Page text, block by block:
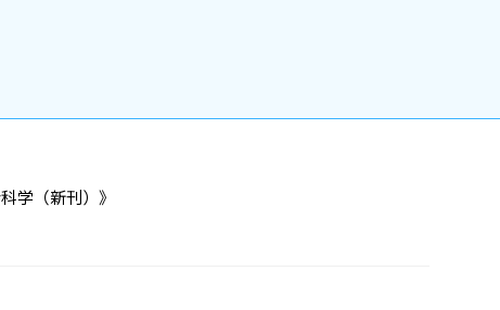
学（新刊）》